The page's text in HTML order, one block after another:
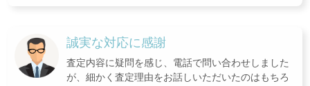
誠実な対応に感謝
査定内容に疑問を感じ、電話で問い合わせしました
が、細かく査定理由をお話しいただいたのはもちろ